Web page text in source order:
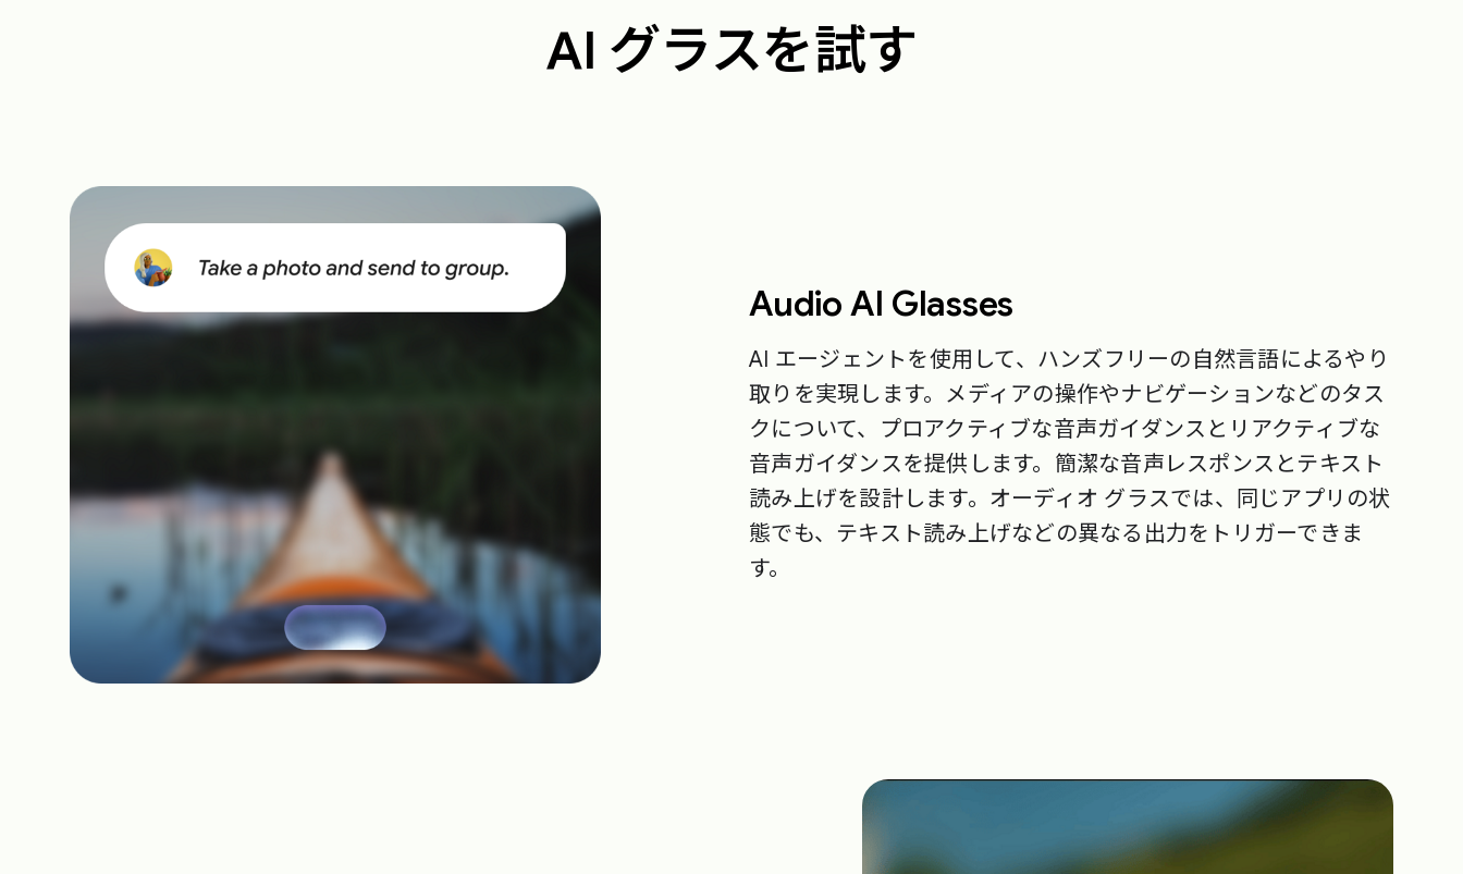
AI グラスを試す
Audio AI Glasses
AI エージェントを使用して、ハンズフリーの自然言語によるやり
取りを実現します。メディアの操作やナビゲーションなどのタス
クについて、プロアクティブな音声ガイダンスとリアクティブな
音声ガイダンスを提供します。簡潔な音声レスポンスとテキスト
読み上げを設計します。オーディオ グラスでは、同じアプリの状
態でも、テキスト読み上げなどの異なる出力をトリガーできま
す。